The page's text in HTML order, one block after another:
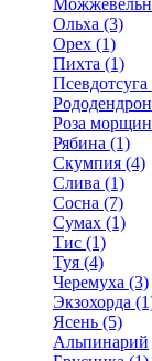
Ольха (3)
Орех (1)
Пихта (1)
Псевдотсуга
Роза
Рябина (1)
Скумпия (4)
Слива (1)
Сосна (7)
Сумах (1)
Тис (1)
Туя (4)
Черемуха (3)
Экзохорда
Ясень (5)
Альпинарий